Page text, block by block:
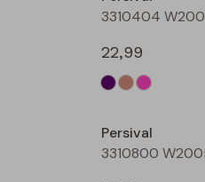
22,99
Persival